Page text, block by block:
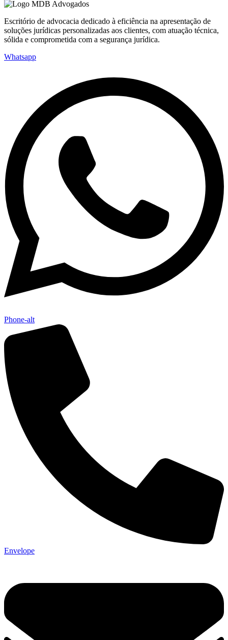
Escritório de advocacia dedicado à eficiência na apresentação de
soluções jurídicas personalizadas aos clientes, com atuação técnica,
sólida e comprometida com a segurança jurídica.
Whatsapp
Phone-alt
Envelope